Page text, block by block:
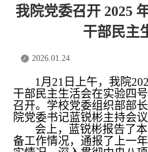
我院党委召开 2025
干部民主
2026.01.24
1 月 21 日 上午，我院
干部民主生活会在实验四
召开。 学校党委组织部部
院党委书记蓝锐彬主持会议
会上，蓝锐彬报告了
备工作情况，通报了上一